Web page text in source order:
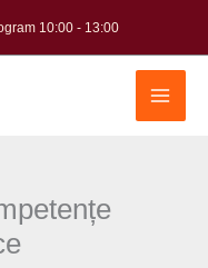
10:00 - 13:00